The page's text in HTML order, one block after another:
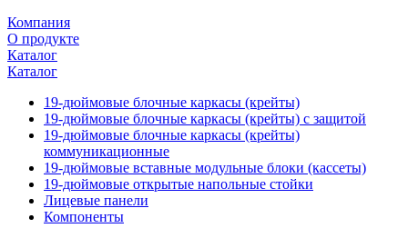
Компания
О продукте
Каталог
Каталог
19-дюймовые блочные каркасы (крейты)
19-дюймовые блочные каркасы (крейты) с защитой
19-дюймовые блочные каркасы (крейты)
коммуникационные
19-дюймовые вставные модульные блоки (кассеты)
19-дюймовые открытые напольные стойки
Лицевые панели
Компоненты